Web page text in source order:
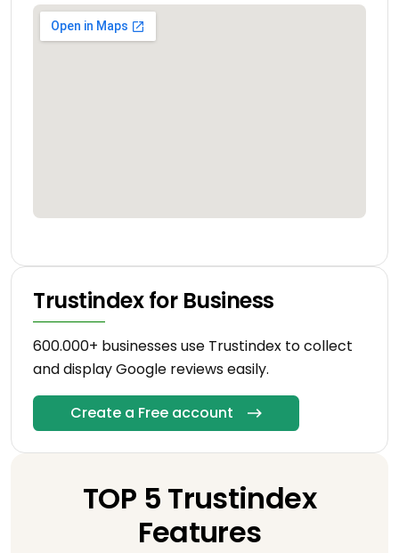
Trustindex for Business
600.000+ businesses use Trustindex to collect
and display Google reviews easily.
Create a Free account
TOP 5 Trustindex
Features